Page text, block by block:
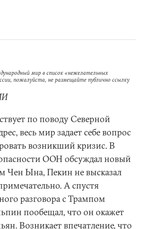
мир в список «нежелательных
пожалуйста, не размещайте публично ссылку
по поводу Северной
весь мир задает себе вопрос
возникший кризис. В
ООН обсуждал новый
Чен Ына, Пекин не высказал
А спустя
разговора с Трампом
пообещал, что он окажет
Возникает впечатление, что